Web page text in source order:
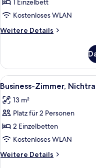
Nichtraucher
anzeigen
1 Einzelbett
Kostenloses WLAN
Weitere Details
Weitere
Nichtraucher
Alle
Fotos
für
Business-
Zimmer,
Nichtraucher
(Twin
Bed
8
Business-Zimmer,
13 m²
Platz für 2 Personen
2 Einzelbetten
Kostenloses WLAN
Weitere Details
Weitere